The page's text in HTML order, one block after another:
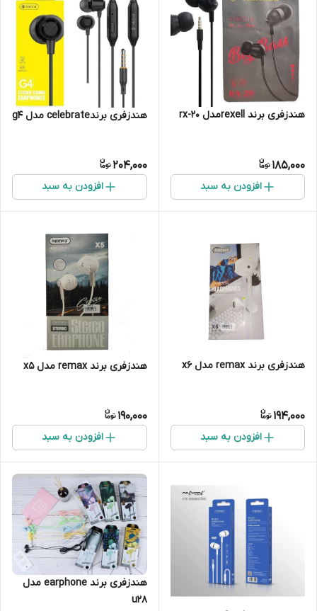
هندزفری برند rexellمدل rx-20
185,000
افزودن به سبد
هندزفری برندcelebrate مدل g4
204,000
افزودن به سبد
هندزفری برند remax مدل x6
194,000
افزودن به سبد
هندزفری برند remax مدل x5
190,000
افزودن به سبد
هندزفری برند earphone مدل
u28